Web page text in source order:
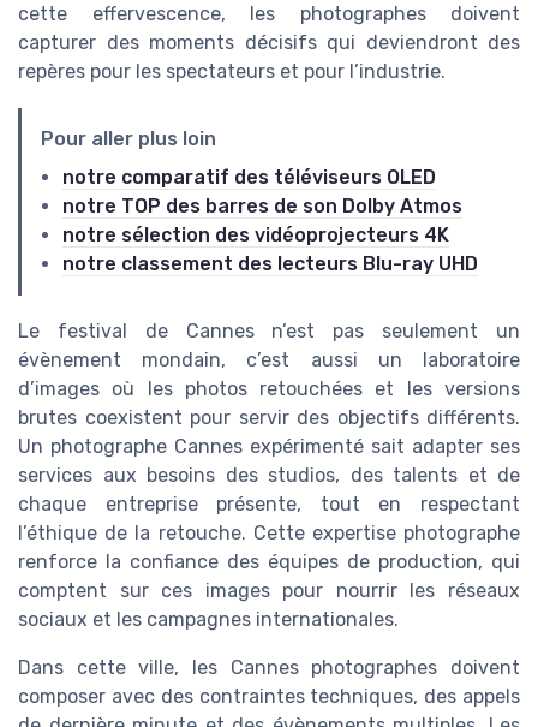
cette effervescence, les photographes doivent
capturer des moments décisifs qui deviendront des
repères pour les spectateurs et pour l’industrie.
Pour aller plus loin
notre comparatif des téléviseurs OLED
notre TOP des barres de son Dolby Atmos
notre sélection des vidéoprojecteurs 4K
notre classement des lecteurs Blu-ray UHD
Le festival de Cannes n’est pas seulement un
évènement mondain, c’est aussi un laboratoire
d’images où les photos retouchées et les versions
brutes coexistent pour servir des objectifs différents.
Un photographe Cannes expérimenté sait adapter ses
services aux besoins des studios, des talents et de
chaque entreprise présente, tout en respectant
l’éthique de la retouche. Cette expertise photographe
renforce la confiance des équipes de production, qui
comptent sur ces images pour nourrir les réseaux
sociaux et les campagnes internationales.
Dans cette ville, les Cannes photographes doivent
composer avec des contraintes techniques, des appels